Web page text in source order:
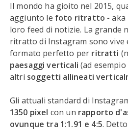
Il mondo ha gioito nel 2015,
aggiunto le foto ritratto -aka
loro feed di notizie. La grande
ritratto di Instagram sono vive
formato perfetto per ritratti
paesaggi verticali(ad
altri soggetti allineati
Gli attuali standard di
1350 pixel con un rapporto
ovunque tra 1:1.91 e 4:5.